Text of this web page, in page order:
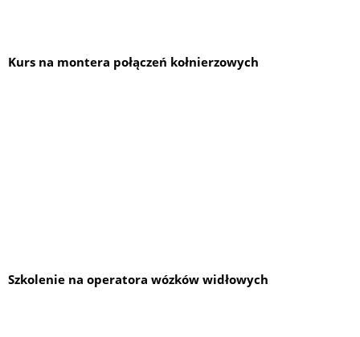
Kurs na montera połączeń kołnierzowych
Szkolenie na operatora wózków widłowych